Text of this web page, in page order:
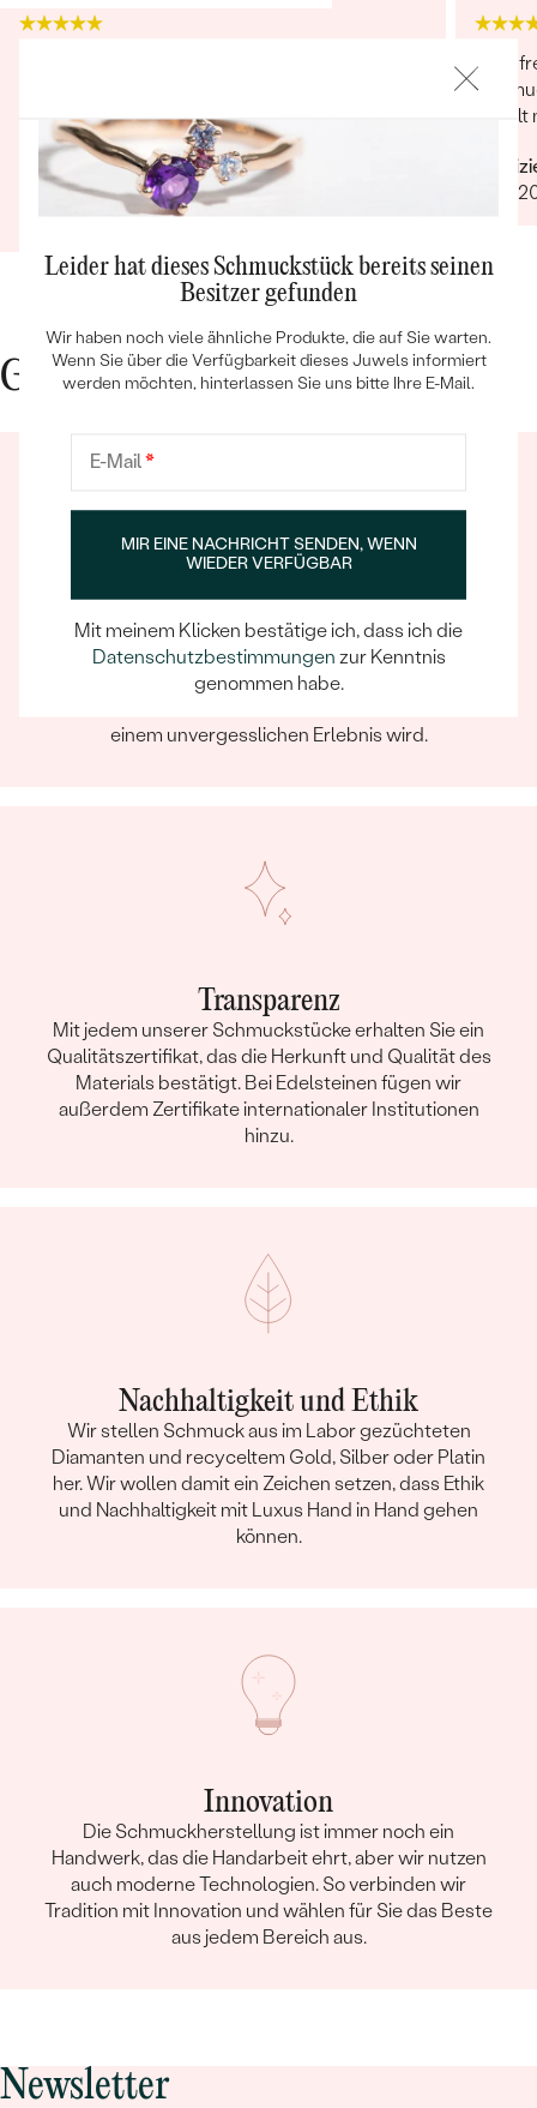
Bestseller
ANSEHEN
angenehm zu tragen. Es fühlt sich an, als wären
sie ein Teil von uns. Vielen lieben Dank für Ihre
großartige Arbeit! Sehr gerne werden wir Eppi
und Ihre Marke unseren Freunden und Familien
weiterempfehlen.
Verifizierter Kunde
22.12.2025
Ganze Bewertung anzeigen
Sehr
gefällt
Gute Gründe für Eppi
Ein Eppi-sches Erlebnis
Wenn Sie online oder persönlich einkaufen, können Sie
sich darauf verlassen, dass unser Team dafür sorgt,
einem unvergesslichen Erlebnis wird.
Transparenz
Mit jedem unserer Schmuckstücke erhalten Sie ein
Qualitätszertifikat, das die Herkunft und Qualität des
Materials bestätigt. Bei Edelsteinen fügen wir
außerdem Zertifikate internationaler Institutionen
hinzu.
Nachhaltigkeit und Ethik
Wir stellen Schmuck aus im Labor gezüchteten
Diamanten und recyceltem Gold, Silber oder Platin
her. Wir wollen damit ein Zeichen setzen, dass Ethik
und Nachhaltigkeit mit Luxus Hand in Hand gehen
können.
Innovation
Die Schmuckherstellung ist immer noch ein
Handwerk, das die Handarbeit ehrt, aber wir nutzen
auch moderne Technologien. So verbinden wir
Tradition mit Innovation und wählen für Sie das Beste
aus jedem Bereich aus.
Newsletter
Leider hat dieses Schmuckstück bereits seinen
Besitzer gefunden
Wir haben noch viele ähnliche Produkte, die auf Sie warten.
Wenn Sie über die Verfügbarkeit dieses Juwels informiert
werden möchten, hinterlassen Sie uns bitte Ihre E-Mail.
E-Mail*
MIR EINE NACHRICHT SENDEN, WENN
WIEDER VERFÜGBAR
Mit meinem Klicken bestätige ich, dass ich die
Datenschutzbestimmungen zur Kenntnis
genommen habe.